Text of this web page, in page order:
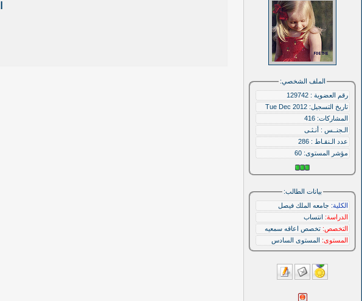
الملف الشخصي:
رقم العضوية : 129742
تاريخ التسجيل: Tue Dec 2012
المشاركات: 416
الـجنــس : أنـثـى
عدد الـنقـاط : 286
مؤشر المستوى: 60
بيانات الطالب:
الكلية: جامعه الملك فيصل
الدراسة: انتساب
التخصص: تخصص اعاقه سمعيه
المستوى: المستوى السادس